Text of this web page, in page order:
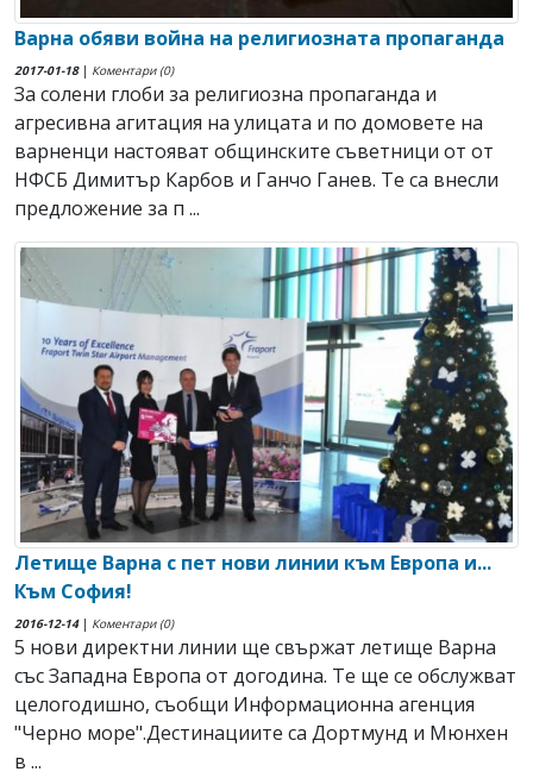
Варна обяви война на религиозната пропаганда
2017-01-18| Коментари (0)
За солени глоби за религиозна пропаганда и
агресивна агитация на улицата и по домовете на
варненци настояват общинските съветници от от
НФСБ Димитър Карбов и Ганчо Ганев. Те са внесли
предложение за п ...
Летище Варна с пет нови линии към Европа и...
Към София!
2016-12-14| Коментари (0)
5 нови директни линии ще свържат летище Варна
със Западна Европа от догодина. Те ще се обслужват
целогодишно, съобщи Информационна агенция
"Черно море".Дестинациите са Дортмунд и Мюнхен
в ...